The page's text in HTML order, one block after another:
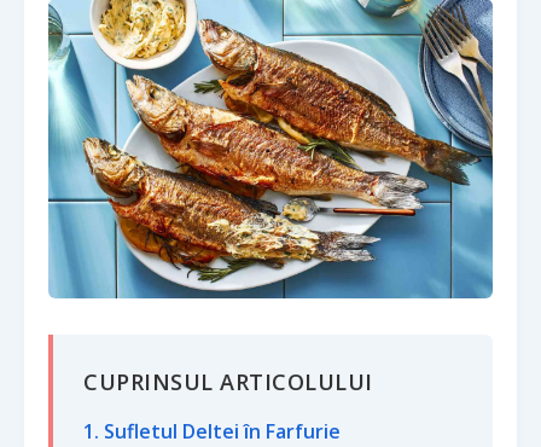
CUPRINSUL ARTICOLULUI
1. Sufletul Deltei în Farfurie